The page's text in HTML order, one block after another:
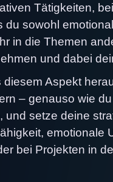
Tätigkeiten,
du sowohl
in die Themen
und dabei
diesem Aspekt
– genauso wie
und setze deine
emotionale
bei Projekten in